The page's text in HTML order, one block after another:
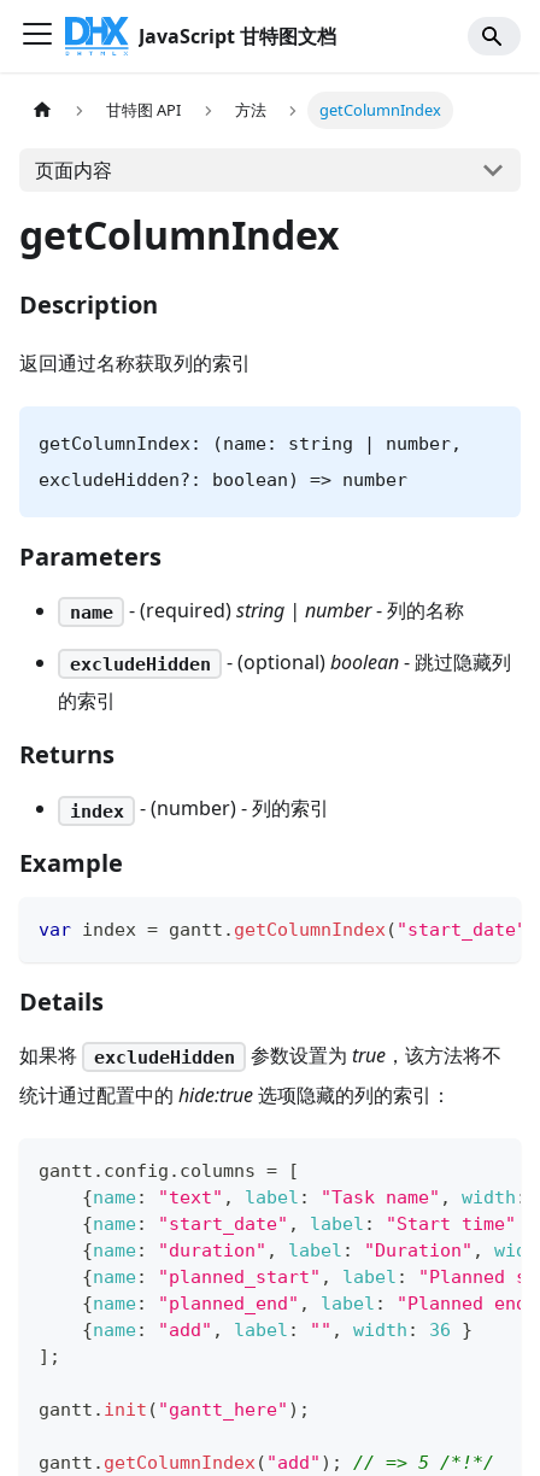
JavaScript 甘特图文档
甘特图 API 方法 getColumnIndex
页面内容
getColumnIndex
Description
返回通过名称获取列的索引
getColumnIndex: (name: string | number,
excludeHidden?: boolean) => number
Parameters
name - (required)string | number- 列的名称
excludeHidden - (optional)boolean- 跳过隐藏列
的索引
Returns
index - (number) - 列的索引
Example
var index = gantt . getColumnIndex( "start_date"
Details
如果将 excludeHidden 参数设置为true ，该方法将不
统计通过配置中的 hide:true选项隐藏的列的索引：
gantt . config . columns =
[
{name: "text" , label : "Task name" , width :
{name: "start_date" , label : "Start time"
{name: "duration" , label : "Duration" ,
{name: "planned_start" , label :
"Planned
{name: "planned_end" , label : "Planned end"
{name: "add" , label : "" , width : 36
}
] ;
gantt . init ( "gantt_here" ) ;
gantt . getColumnIndex( "add" ) ;
// => 5 /*!*/